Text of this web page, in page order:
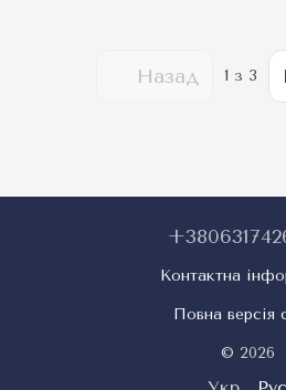
Назад 1 з 3
Контактна
Повна версія
© 2026